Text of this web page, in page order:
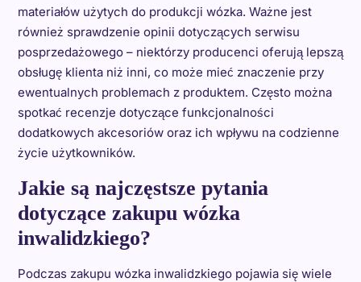
materiałów użytych do produkcji wózka. Ważne jest
również sprawdzenie opinii dotyczących serwisu
posprzedażowego – niektórzy producenci oferują lepszą
obsługę klienta niż inni, co może mieć znaczenie przy
ewentualnych problemach z produktem. Często można
spotkać recenzje dotyczące funkcjonalności
dodatkowych akcesoriów oraz ich wpływu na codzienne
życie użytkowników.
Jakie są najczęstsze pytania
dotyczące zakupu wózka
inwalidzkiego?
Podczas zakupu wózka inwalidzkiego pojawia się wiele